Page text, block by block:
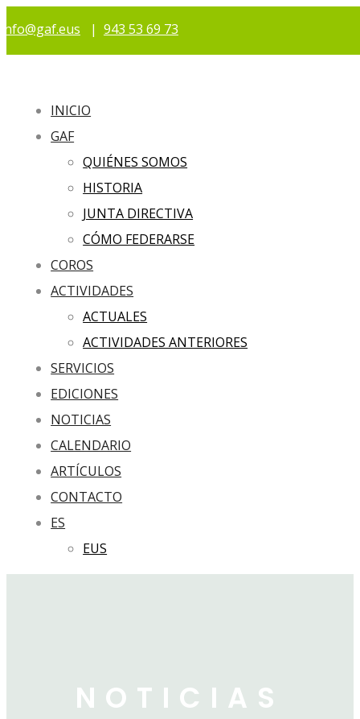
info@gaf.eus | 943 53 69 73
INICIO
GAF
QUIÉNES SOMOS
HISTORIA
JUNTA DIRECTIVA
CÓMO FEDERARSE
COROS
ACTIVIDADES
ACTUALES
ACTIVIDADES ANTERIORES
SERVICIOS
EDICIONES
NOTICIAS
CALENDARIO
ARTÍCULOS
CONTACTO
ES
EUS
NOTICIAS